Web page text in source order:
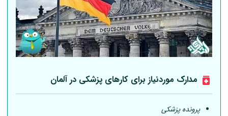
مدارک موردنیاز برای کارهای پزشکی درآلمان
پرونده پزشکی